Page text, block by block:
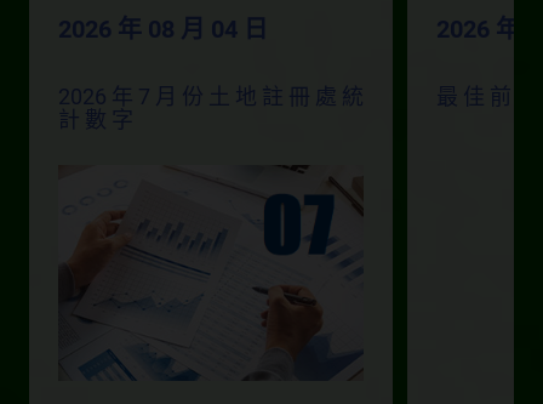
2026 年 08 月 04 日
2026 年 7 月 份 土 地 註 冊 處 統
計 數 字
2026 年
最 佳 前